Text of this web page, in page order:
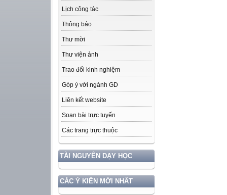
Lịch công tác
Thông báo
Thư mời
Thư viện ảnh
Trao đổi kinh nghiệm
Góp ý với ngành GD
Liên kết website
Soạn bài trực tuyến
Các trang trực thuộc
TÀI NGUYÊN DẠY HỌC
CÁC Ý KIẾN MỚI NHẤT